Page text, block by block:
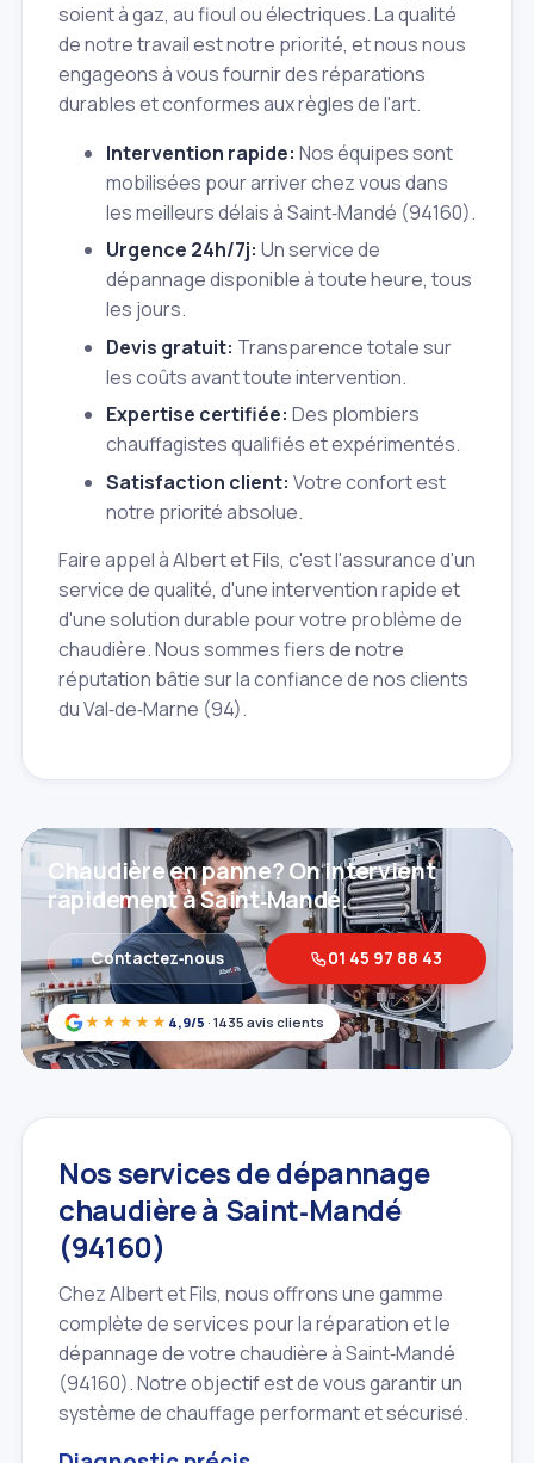
soient à gaz, au fioul ou électriques. La qualité
de notre travail est notre priorité, et nous nous
engageons à vous fournir des réparations
durables et conformes aux règles de l'art.
Intervention rapide: Nos équipes sont
mobilisées pour arriver chez vous dans
les meilleurs délais à Saint‑Mandé (94160).
Urgence 24h/7j: Un service de
dépannage disponible à toute heure, tous
les jours.
Devis gratuit: Transparence totale sur
les coûts avant toute intervention.
Expertise certifiée: Des plombiers
chauffagistes qualifiés et expérimentés.
Satisfaction client: Votre confort est
notre priorité absolue.
Faire appel à Albert et Fils, c'est l'assurance d'un
service de qualité, d'une intervention rapide et
d'une solution durable pour votre problème de
chaudière. Nous sommes fiers de notre
réputation bâtie sur la confiance de nos clients
du Val‑de‑Marne (94).
★★★★★ 4,9/5 · 1435 avis clients
Chaudière en panne? On intervient
rapidement à Saint‑Mandé.
Contactez‑nous 01 45 97 88 43
Nos services de dépannage
chaudière à Saint‑Mandé
(94160)
Chez Albert et Fils, nous offrons une gamme
complète de services pour la réparation et le
dépannage de votre chaudière à Saint‑Mandé
(94160). Notre objectif est de vous garantir un
système de chauffage performant et sécurisé.